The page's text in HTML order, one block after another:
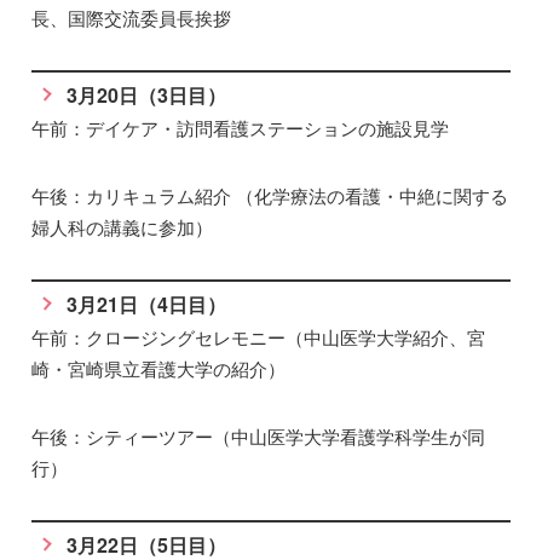
長、国際交流委員長挨拶
3月20日（3日目）
午前：デイケア・訪問看護ステーションの施設見学
午後：カリキュラム紹介 （化学療法の看護・中絶に関する
婦人科の講義に参加）
3月21日（4日目）
午前：クロージングセレモニー（中山医学大学紹介、宮
崎・宮崎県立看護大学の紹介）
午後：シティーツアー（中山医学大学看護学科学生が同
行）
3月22日（5日目）